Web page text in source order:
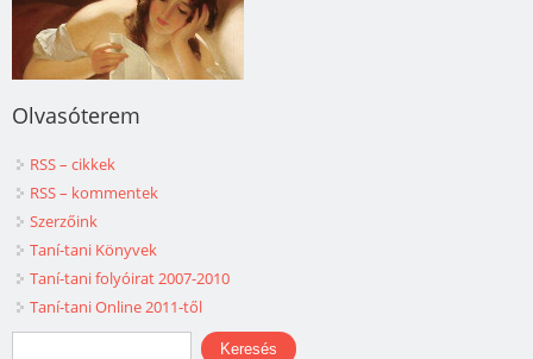
Olvasóterem
RSS – cikkek
RSS – kommentek
Szerzőink
Taní-tani Könyvek
Taní-tani folyóirat 2007-2010
Taní-tani Online 2011-től
Keresés űrlap
Keresés